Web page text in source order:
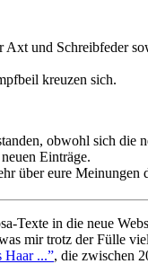
obwohl sich die
Einträge.
über eure Meinungen
Texte in die neue
mir trotz der Fülle
Haar ...”, die zwischen